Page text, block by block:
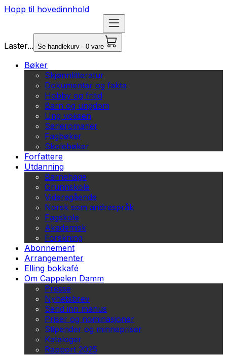
Hopp til hovedinnhold
Laster... Se handlekurv - 0 vare
Bøker
Skjønnlitteratur
Dokumentar og fakta
Hobby og fritid
Barn og ungdom
Ung voksen
Serieromaner
Fagbøker
Skolebøker
Forfattere
Utdanning
Barnehage
Grunnskole
Videregående
Norsk som andrespråk
Fagskole
Akademisk
Forskning
Abonnement
Arrangementer
Elling bokkafé
Om Cappelen Damm
Presse
Nyhetsbrev
Send inn manus
Priser og nominasjoner
Stipender og minnepriser
Kataloger
Rapport 2025